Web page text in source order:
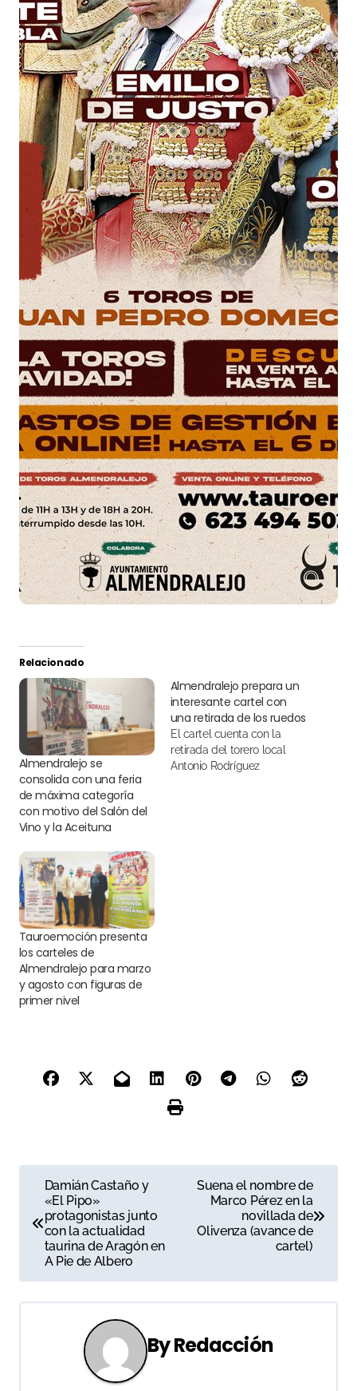
Relacionado
Almendralejo se
consolida con una feria
de máxima categoría
con motivo del Salón del
Vino y la Aceituna
Almendralejo prepara un
interesante cartel con
una retirada de los ruedos
El cartel cuenta con la
retirada del torero local
Antonio Rodríguez
Tauroemoción presenta
los carteles de
Almendralejo para marzo
y agosto con figuras de
primer nivel
a
e
g
Damián Castaño y
«El Pipo»
protagonistas junto
con la actualidad
taurina de Aragón en
A Pie de Albero
Suena el nombre de
Marco Pérez en la
novillada de
Olivenza (avance de
cartel)
ByRedacción